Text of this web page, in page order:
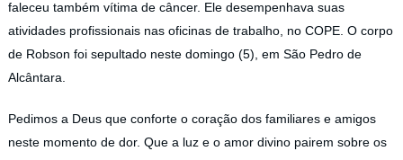
faleceu também vítima de câncer. Ele desempenhava suas
atividades profissionais nas oficinas de trabalho, no COPE. O corpo
de Robson foi sepultado neste domingo (5), em São Pedro de
Alcântara.
Pedimos a Deus que conforte o coração dos familiares e amigos
neste momento de dor. Que a luz e o amor divino pairem sobre os